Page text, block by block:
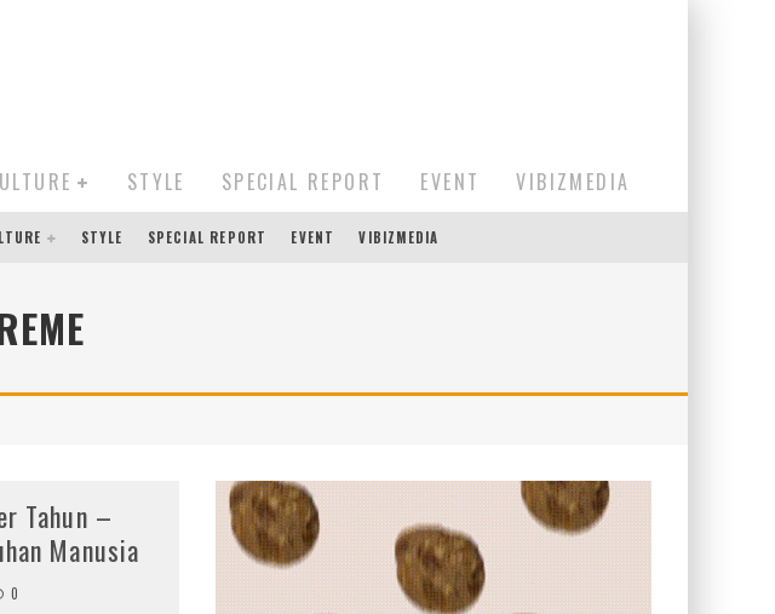
STYLE SPECIAL REPORT EVENT VIBIZMEDIA
STYLE SPECIAL REPORT EVENT VIBIZMEDIA
Tahun –
Manusia
0